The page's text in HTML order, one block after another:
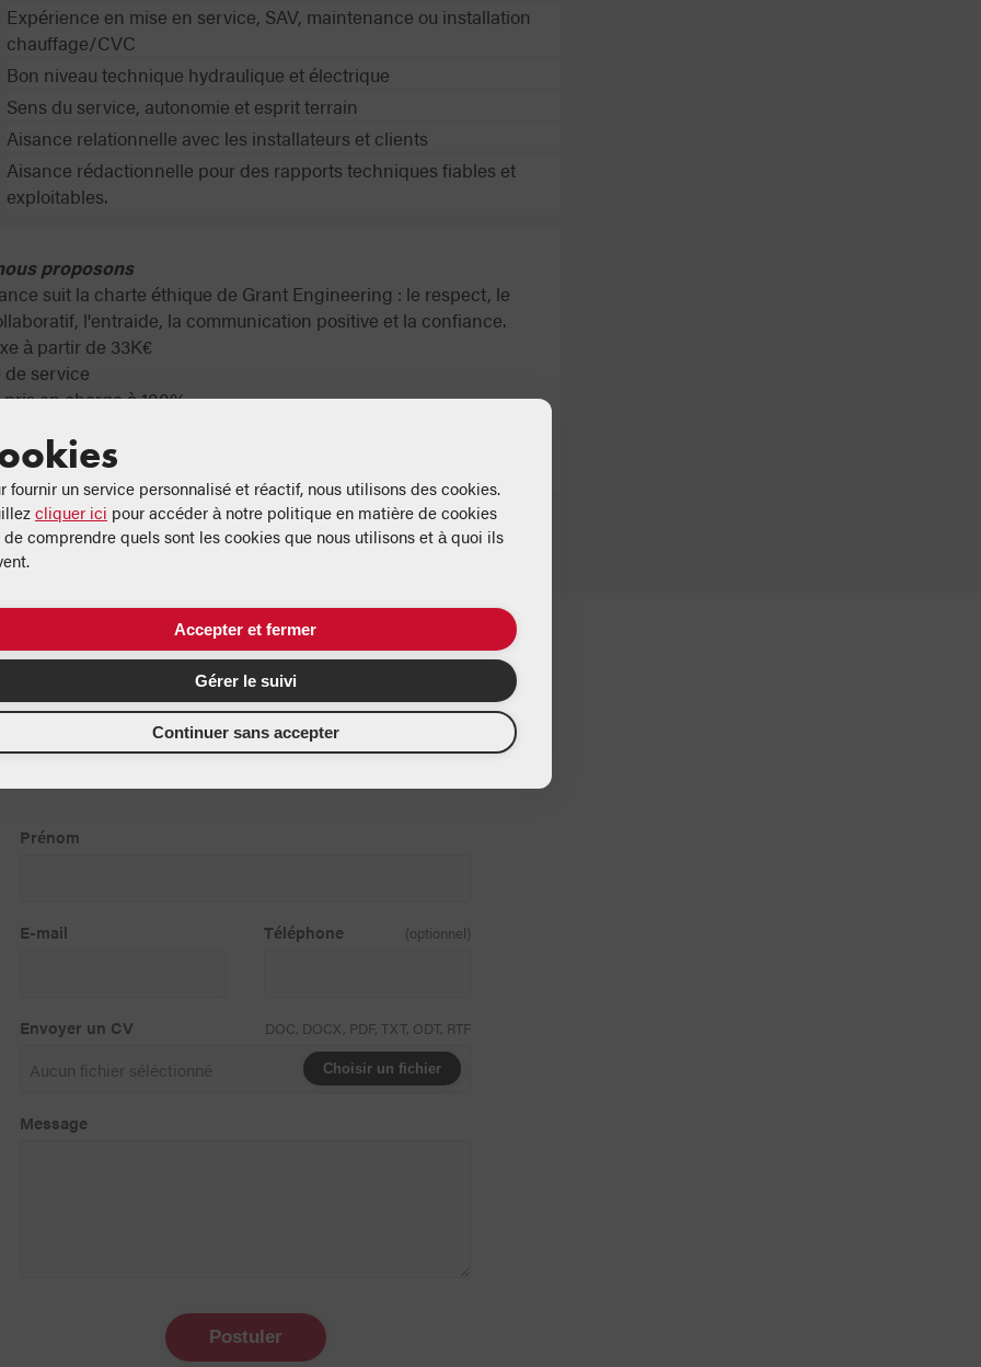
Expérience en mise en service, SAV, maintenance ou installation
chauffage/CVC
Bon niveau technique hydraulique et électrique
Sens du service, autonomie et esprit terrain
Aisance relationnelle avec les installateurs et clients
Aisance rédactionnelle pour des rapports techniques fiables et
exploitables.
proposons
suit la charte éthique de Grant Engineering : le respect, le
l'entraide, la communication positive et la confiance.
à partir de 33K€
service
en charge à 100%
entreprise
et centre de formation à Chambéry (Savoie)
de démonstration produits
Salaire fixe à partir de 33K€
d’emploi:
Postuler
Saisissez vos coordonnées ci-dessous
Prénom
E-mail Téléphone (optionnel)
Envoyer un CV DOC, DOCX, PDF, TXT, ODT, RTF
Choisir un fichier
Message
Postuler
fournir un service personnalisé et réactif, nous utilisons des cookies.
cliquer ici pour accéder à notre politique en matière de cookies
de comprendre quels sont les cookies que nous utilisons et à quoi ils
Accepter et fermer
Gérer le suivi
Continuer sans accepter